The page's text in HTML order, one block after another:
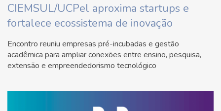
CIEMSUL/UCPel aproxima startups e
fortalece ecossistema de inovação
Encontro reuniu empresas pré-incubadas e gestão
acadêmica para ampliar conexões entre ensino, pesquisa,
extensão e empreendedorismo tecnológico